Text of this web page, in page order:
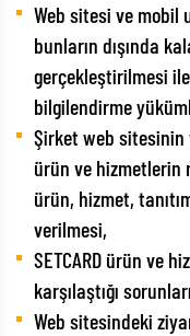
Web sitesi ve mobil
bunların dışında
gerçekleştirilmesi
bilgilendirme
Şirket web sitesinin
ürün ve hizmetlerin
ürün, hizmet,
verilmesi,
SETCARD ürün ve
karşılaştığı
Web sitesindeki